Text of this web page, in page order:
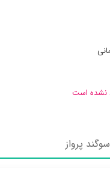
نشده است
پرواز